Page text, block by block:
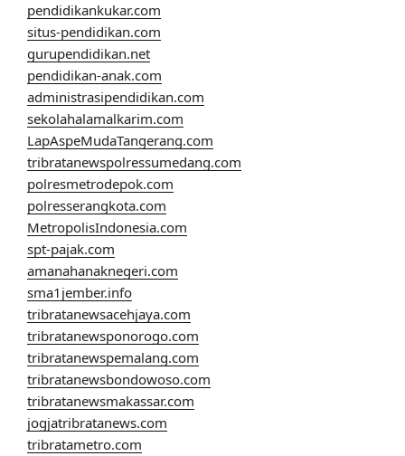
pendidikankukar.com
situs-pendidikan.com
gurupendidikan.net
pendidikan-anak.com
administrasipendidikan.com
sekolahalamalkarim.com
LapAspeMudaTangerang.com
tribratanewspolressumedang.com
polresmetrodepok.com
polresserangkota.com
MetropolisIndonesia.com
spt-pajak.com
amanahanaknegeri.com
sma1jember.info
tribratanewsacehjaya.com
tribratanewsponorogo.com
tribratanewspemalang.com
tribratanewsbondowoso.com
tribratanewsmakassar.com
jogjatribratanews.com
tribratametro.com